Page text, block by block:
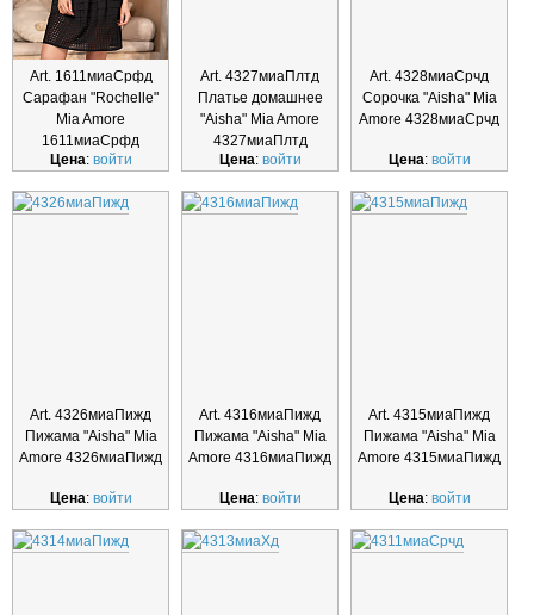
Art. 1611миаСрфд
Сарафан "Rochelle"
Mia Amore
1611миаСрфд
Цена: войти
Art. 4327миаПлтд
Платье домашнее
"Aisha" Mia Amore
4327миаПлтд
Цена: войти
Art. 4328миаСрчд
Сорочка "Aisha" Mia
Amore 4328миаСрчд
Цена: войти
Art. 4326миаПижд
Пижама "Aisha" Mia
Amore 4326миаПижд
Цена: войти
Art. 4316миаПижд
Пижама "Aisha" Mia
Amore 4316миаПижд
Цена: войти
Art. 4315миаПижд
Пижама "Aisha" Mia
Amore 4315миаПижд
Цена: войти